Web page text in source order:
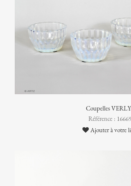
Coupelles
Référence : 16669
Ajouter à votre